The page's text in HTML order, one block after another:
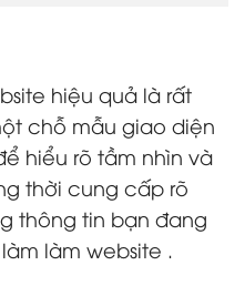
hiệu quả là rất
chỗ mẫu giao diện
hiểu rõ tầm nhìn và
thời cung cấp rõ
thông tin bạn đang
làm website .